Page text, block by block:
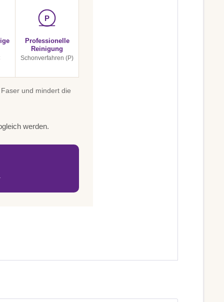
P
Professionelle
Reinigung
Schonverfahren (P)
und mindert die
werden.